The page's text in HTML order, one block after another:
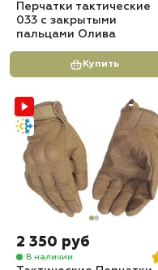
Перчатки тактические
033 с закрытыми
пальцами Олива
Купить
2 350 руб
В наличии